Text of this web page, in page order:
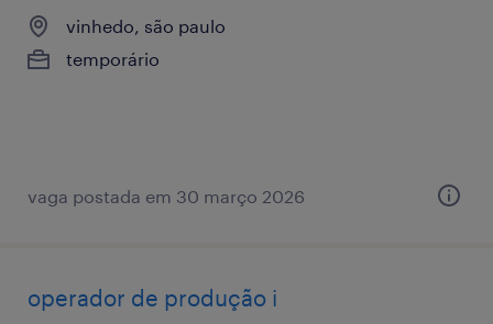
vinhedo, são paulo
temporário
vaga postada em 30 março 2026
operador de produção i